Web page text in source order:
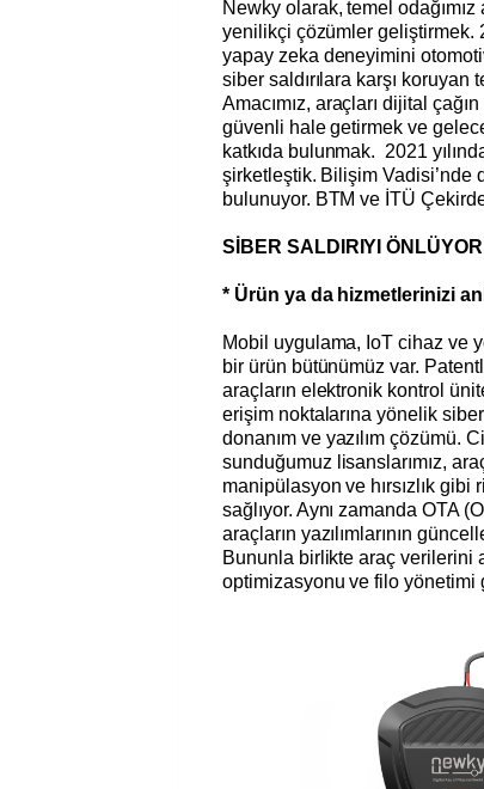
Newky olarak, temel
yenilikçi çözümler geliştirmek.
yapay zeka deneyimini
siber saldırılara karşı koruyan
Amacımız, araçları dijital
güvenli hale getirmek ve
katkıda bulunmak. 2021
şirketleştik. Bilişim Vadisi’nde
bulunuyor. BTM ve İTÜ
SİBER SALDIRIYI ÖNLÜYOR
* Ürün ya da hizmetlerinizi
Mobil uygulama, IoT cihaz ve
bir ürün bütünümüz var.
araçların elektronik kontrol
erişim noktalarına yönelik
donanım ve yazılım çözümü.
sunduğumuz lisanslarımız,
manipülasyon ve hırsızlık gibi
sağlıyor. Aynı zamanda OTA
araçların yazılımlarının
Bununla birlikte araç verilerini
optimizasyonu ve filo yönetimi